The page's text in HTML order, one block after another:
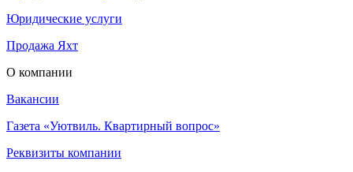
Юридические услуги
Продажа Яхт
О компании
Вакансии
Газета «Уютвиль. Квартирный вопрос»
Реквизиты компании